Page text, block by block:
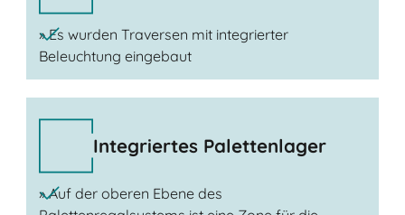
» Es wurden Traversen mit integrierter
Beleuchtung eingebaut
Integriertes Palettenlager
» Auf der oberen Ebene des